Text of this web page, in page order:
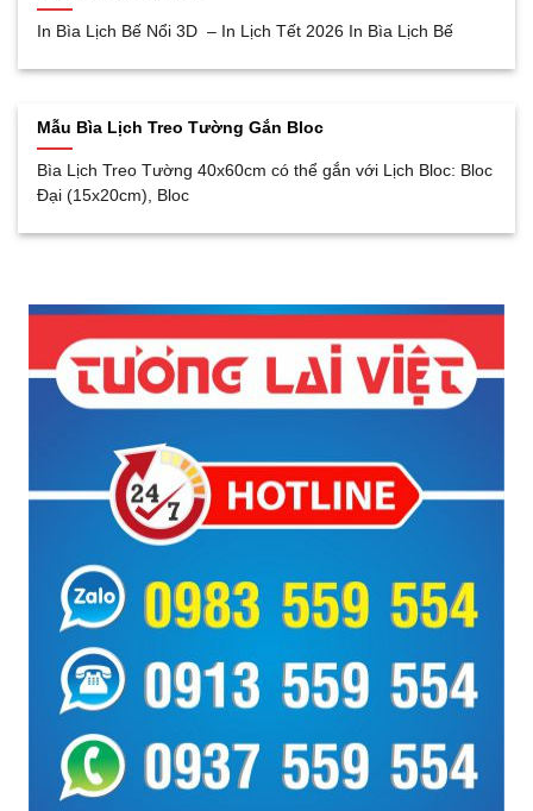
In Bìa Lịch Bế Nổi 3D – In Lịch Tết 2026 In Bìa Lịch Bế
Mẫu Bìa Lịch Treo Tường Gắn Bloc
Bìa Lịch Treo Tường 40x60cm có thể gắn với Lịch Bloc: Bloc
Đại (15x20cm), Bloc